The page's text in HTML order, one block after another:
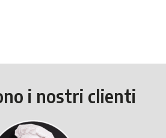
i nostri clienti